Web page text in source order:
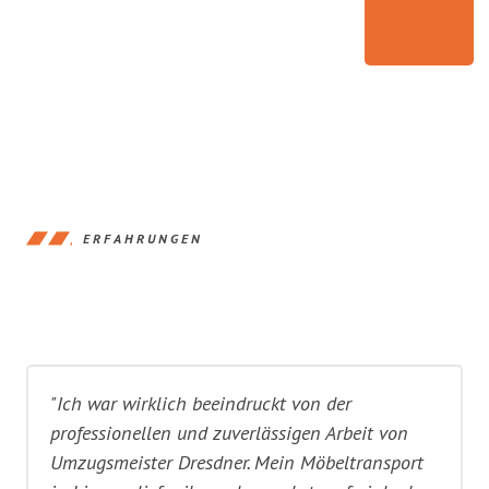
ERFAHRUNGEN
"Ich war wirklich beeindruckt von der
professionellen und zuverlässigen Arbeit von
Umzugsmeister Dresdner. Mein Möbeltransport